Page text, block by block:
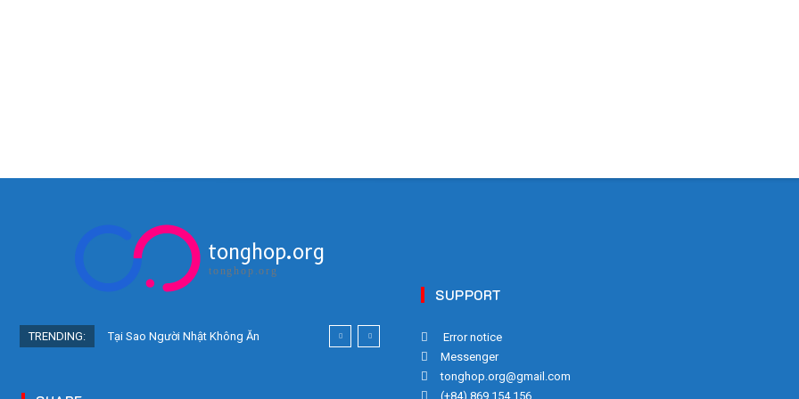
tonghop.org
tonghop.org
TRENDING:
Tại Sao Người Nhật Không Ăn
SUPPORT
Error notice
Messenger
tonghop.org@gmail.com
(+84) 869 154 156